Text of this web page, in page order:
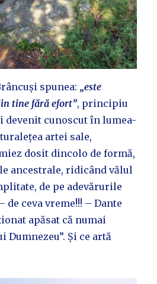
spunea: „este
tine fără efort”, principiu
devenit cunoscut în lumea-
artei sale,
dosit dincolo de formă,
ancestrale, ridicând vălul
de pe adevărurile
de ceva vreme!!! – Dante
apăsat că numai
Dumnezeu”. Și ce artă